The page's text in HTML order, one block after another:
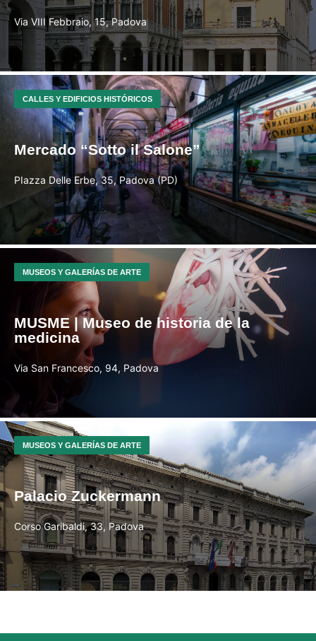
Via VIII Febbraio, 15, Padova
CALLES Y EDIFICIOS HISTÓRICOS
Mercado “Sotto il Salone”
PIazza Delle Erbe, 35, Padova (PD)
MUSEOS Y GALERÍAS DE ARTE
MUSME | Museo de historia de la
medicina
Via San Francesco, 94, Padova
MUSEOS Y GALERÍAS DE ARTE
Palacio Zuckermann
Corso Garibaldi, 33, Padova